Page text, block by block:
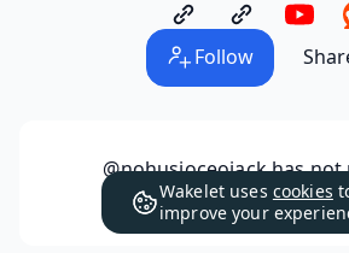
Follow
@nohusioceojackhas not
collections public
Wakelet uses cookies
improve your